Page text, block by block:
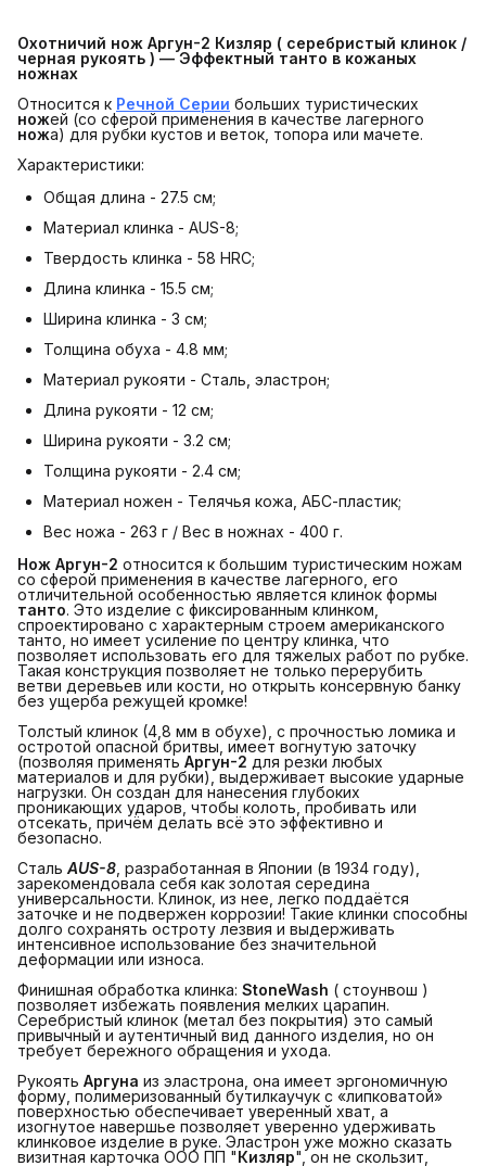
Охотничий нож Аргун-2 Кизляр ( серебристый клинок /
черная рукоять ) — Эффектный танто в кожаных
ножнах
Относится к Речной Серии больших туристических
ножей (со сферой применения в качестве лагерного
ножа) для рубки кустов и веток, топора или мачете.
Характеристики:
Общая длина - 27.5 см;
Материал клинка - AUS-8;
Твердость клинка - 58 HRC;
Длина клинка - 15.5 см;
Ширина клинка - 3 см;
Толщина обуха - 4.8 мм;
Материал рукояти - Сталь, эластрон;
Длина рукояти - 12 см;
Ширина рукояти - 3.2 см;
Толщина рукояти - 2.4 см;
Материал ножен - Телячья кожа, АБС-пластик;
Вес ножа - 263 г / Вес в ножнах - 400 г.
Нож Аргун-2 относится к большим туристическим ножам
со сферой применения в качестве лагерного, его
отличительной особенностью является клинок формы
танто. Это изделие с фиксированным клинком,
спроектировано с характерным строем американского
танто, но имеет усиление по центру клинка, что
позволяет использовать его для тяжелых работ по рубке.
Такая конструкция позволяет не только перерубить
ветви деревьев или кости, но открыть консервную банку
без ущерба режущей кромке!
Толстый клинок (4,8 мм в обухе), с прочностью ломика и
остротой опасной бритвы, имеет вогнутую заточку
(позволяя применять Аргун-2 для резки любых
материалов и для рубки), выдерживает высокие ударные
нагрузки. Он создан для нанесения глубоких
проникающих ударов, чтобы колоть, пробивать или
отсекать, причём делать всё это эффективно и
безопасно.
Сталь AUS-8 , разработанная в Японии (в 1934 году),
зарекомендовала себя как золотая середина
универсальности. Клинок, из нее, легко поддаётся
заточке и не подвержен коррозии! Такие клинки способны
долго сохранять остроту лезвия и выдерживать
интенсивное использование без значительной
деформации или износа.
Финишная обработка клинка: StoneWash ( стоунвош )
позволяет избежать появления мелких царапин.
Серебристый клинок (метал без покрытия) это самый
привычный и аутентичный вид данного изделия, но он
требует бережного обращения и ухода.
Рукоять Аргуна из эластрона, она имеет эргономичную
форму, полимеризованный бутилкаучук с «липковатой»
поверхностью обеспечивает уверенный хват, а
изогнутое навершье позволяет уверенно удерживать
клинковое изделие в руке. Эластрон уже можно сказать
визитная карточка ООО ПП "Кизляр", он не скользит,